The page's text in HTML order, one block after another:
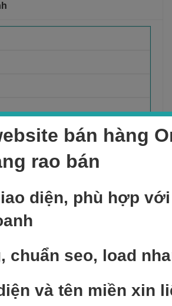
Add to cart
bán hàng
rao bán
diện, phù hợp
chuẩn seo, load
và tên miền xin